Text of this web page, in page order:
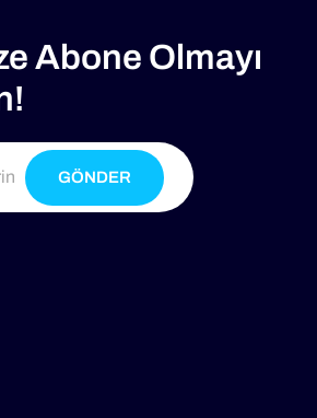
Abone Olmayı
GÖNDER